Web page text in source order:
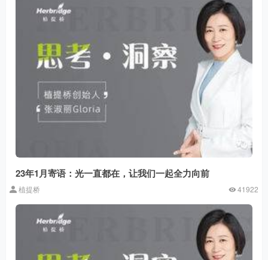
23年1月寄语：光一直都在，让我们一起全力向前
植提桥 41922